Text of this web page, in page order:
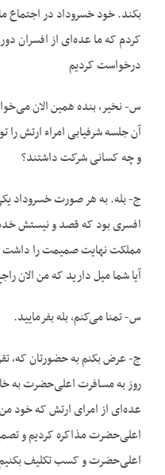
بکند. خود خسروداد در اجتماع
کردم که ما عده‌ای از افسران
درخواست کردیم
س- نخیر، بنده همین الان
آن جلسه شرفیابی امراء ارتش
و چه کسانی شرکت داشتند؟
ج- بله. به هر صورت خسروداد
افسری بود که قصد و نیستش
مملکت نهایت صمیمت را
آیا شما میل دارید که من الان
س- تمنا می‌کنم، بله بفرمایید.
ج- عرض بکنم به حضورتان که،
روز به مسافرت اعلی‌حضرت به
عده‌ای از امرای ارتش که خود من
اعلی‌حضرت مذاکره کردیم و
اعلی‌حضرت و کسب تکلیف بکنیم